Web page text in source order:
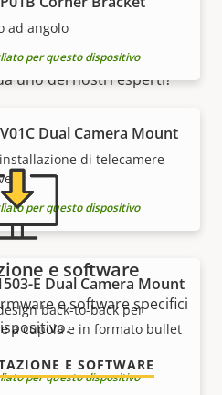
ad angolo
per questo dispositivo
Dual Camera Mount
di telecamere
per questo dispositivo
E Dual Camera Mount
back-to-back per
a cupola e in formato bullet
per questo dispositivo
e risorse
sui dispositivi Axis, su
uno dei nostri esperti?
e software
e software specifici
E SOFTWARE